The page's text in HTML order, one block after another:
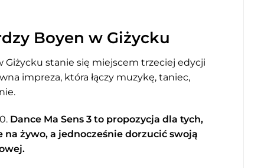
Boyen w Giżycku
Giżycku stanie się miejscem trzeciej edycji
impreza, która łączy muzykę, taniec,
Dance Ma Sens 3 to propozycja dla tych,
żywo, a jednocześnie dorzucić swoją